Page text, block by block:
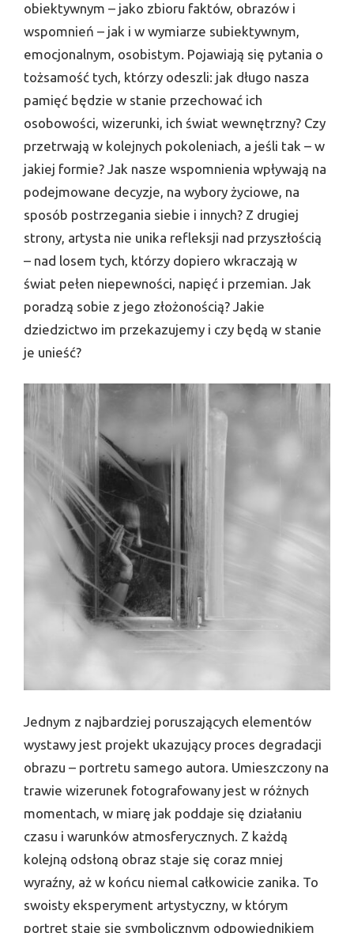
obiektywnym – jako zbioru faktów, obrazów i
wspomnień – jak i w wymiarze subiektywnym,
emocjonalnym, osobistym. Pojawiają się pytania o
tożsamość tych, którzy odeszli: jak długo nasza
pamięć będzie w stanie przechować ich
osobowości, wizerunki, ich świat wewnętrzny? Czy
przetrwają w kolejnych pokoleniach, a jeśli tak – w
jakiej formie? Jak nasze wspomnienia wpływają na
podejmowane decyzje, na wybory życiowe, na
sposób postrzegania siebie i innych? Z drugiej
strony, artysta nie unika refleksji nad przyszłością
– nad losem tych, którzy dopiero wkraczają w
świat pełen niepewności, napięć i przemian. Jak
poradzą sobie z jego złożonością? Jakie
dziedzictwo im przekazujemy i czy będą w stanie
je unieść?
Jednym z najbardziej poruszających elementów
wystawy jest projekt ukazujący proces degradacji
obrazu – portretu samego autora. Umieszczony na
trawie wizerunek fotografowany jest w różnych
momentach, w miarę jak poddaje się działaniu
czasu i warunków atmosferycznych. Z każdą
kolejną odsłoną obraz staje się coraz mniej
wyraźny, aż w końcu niemal całkowicie zanika. To
swoisty eksperyment artystyczny, w którym
portret staje się symbolicznym odpowiednikiem